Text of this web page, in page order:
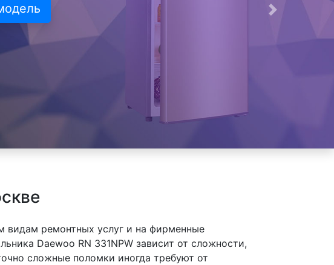
Следующая
видам ремонтных услуг и на фирменные
Daewoo RN 331NPW зависит от сложности,
сложные поломки иногда требуют от